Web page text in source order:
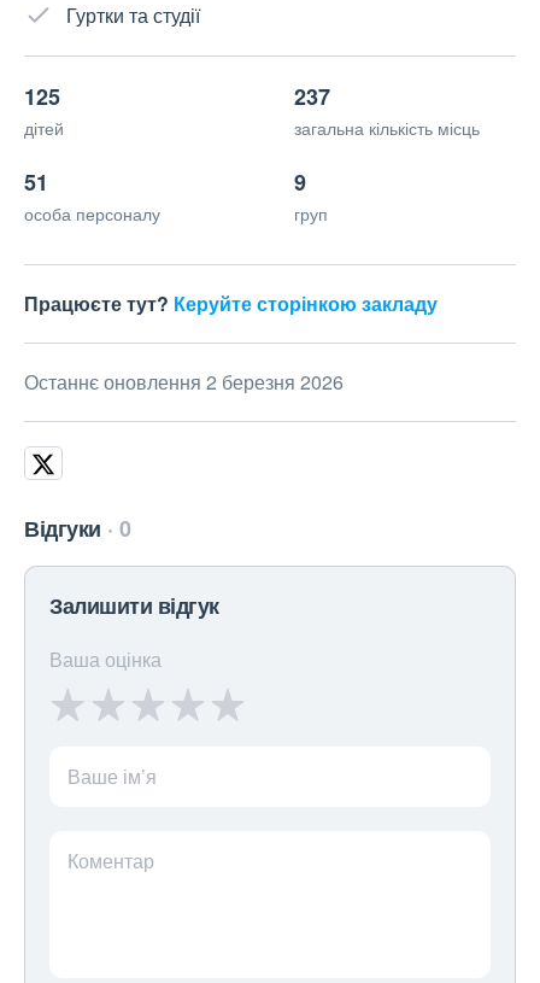
Гуртки та студії
125
дітей
237
загальна кількість місць
51
особа персоналу
9
груп
Працюєте тут? Керуйте сторінкою закладу
Останнє оновлення 2 березня 2026
Відгуки 0
Залишити відгук
Ваша оцінка
Ваше ім’я
Коментар